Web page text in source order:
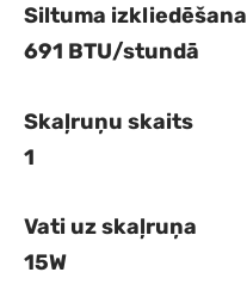
Siltuma izkliedēšana
691 BTU/stundā
Skaļruņu skaits
1
Vati uz skaļruņa
15W